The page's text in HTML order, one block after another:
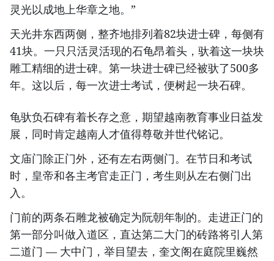
灵光以成地上华章之地。”
天光井东西两侧，整齐地排列着82块进士碑，每侧有
41块。一只只活灵活现的石龟昂着头，驮着这一块块
雕工精细的进士碑。第一块进士碑已经被驮了500多
年。这以后，每一次进士考试，便树起一块石碑。
龟驮负石碑有着长存之意，期望越南教育事业日益发
展，同时肯定越南人才值得尊敬并世代铭记。
文庙门除正门外，还有左右两侧门。在节日和考试
时，皇帝和各主考官走正门，考生则从左右侧门出
入。
门前的两条石雕龙被确定为阮朝年制的。走进正门的
第一部分叫做入道区，直达第二大门的砖路将引人第
二道门 — 大中门，举目望去，奎文阁在庭院里巍然